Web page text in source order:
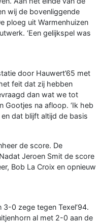
wij de bovenliggende
ploeg uit Warmenhuizen
‘Een gelijkspel was
door Hauwert’65 met
feit dat zij hebben
dan wat we tot
Gootjes na afloop. ‘Ik heb
dat blijft altijd de basis
de score. De
Jeroen Smit de score
Bob La Croix en opnieuw
0 zege tegen Texel’94.
al met 2-0 aan de